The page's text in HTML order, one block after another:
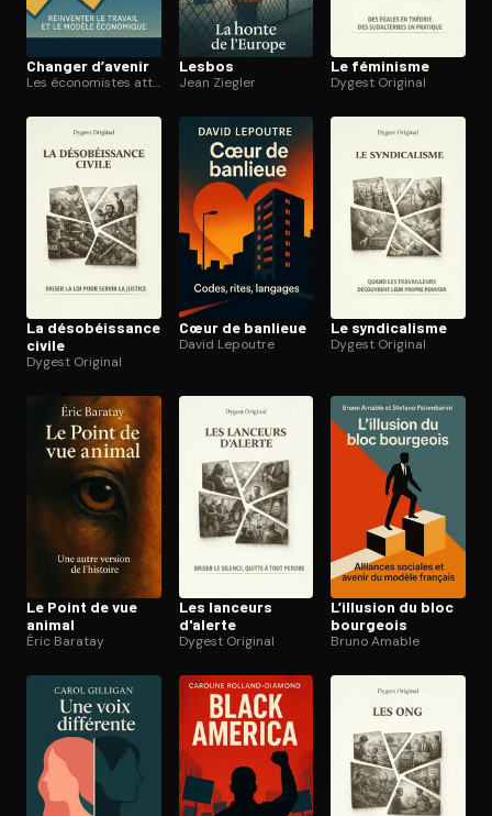
Changer d’avenir
Les économistes atterrés
Lesbos
Jean Ziegler
Le féminisme
Dygest Original
La déso­béis­sance
civile
Dygest Original
Cœur de banlieue
David Lepoutre
Le syn­di­ca­lisme
Dygest Original
Le Point de vue
animal
Éric Baratay
Les lanceurs
d'alerte
Dygest Original
L’illusion du bloc
bourgeois
Bruno Amable